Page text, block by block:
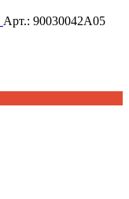
Арт.: 90030042А05